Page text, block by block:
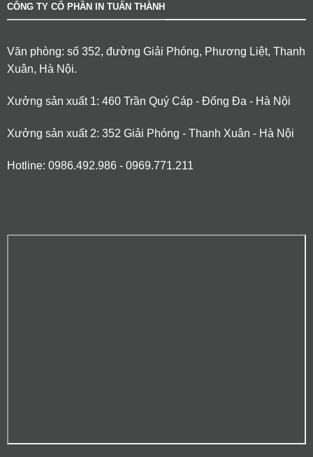
CÔNG TY CỔ PHẦN IN TUẤN THÀNH
Văn phòng: số 352, đường Giải Phóng, Phương Liệt, Thanh
Xuân, Hà Nội.
Xưởng sản xuất 1: 460 Trần Quý Cáp - Đống Đa - Hà Nội
Xưởng sản xuất 2: 352 Giải Phóng - Thanh Xuân - Hà Nội
Hotline: 0986.492.986 - 0969.771.211